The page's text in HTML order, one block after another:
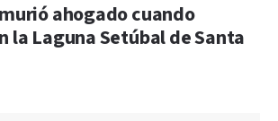
ahogado cuando
la Laguna Setúbal de Santa